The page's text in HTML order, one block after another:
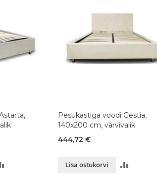
Pesukastiga voodi Gestia,
140x200 cm, värvivalik
444,72 €
Lisa ostukorvi